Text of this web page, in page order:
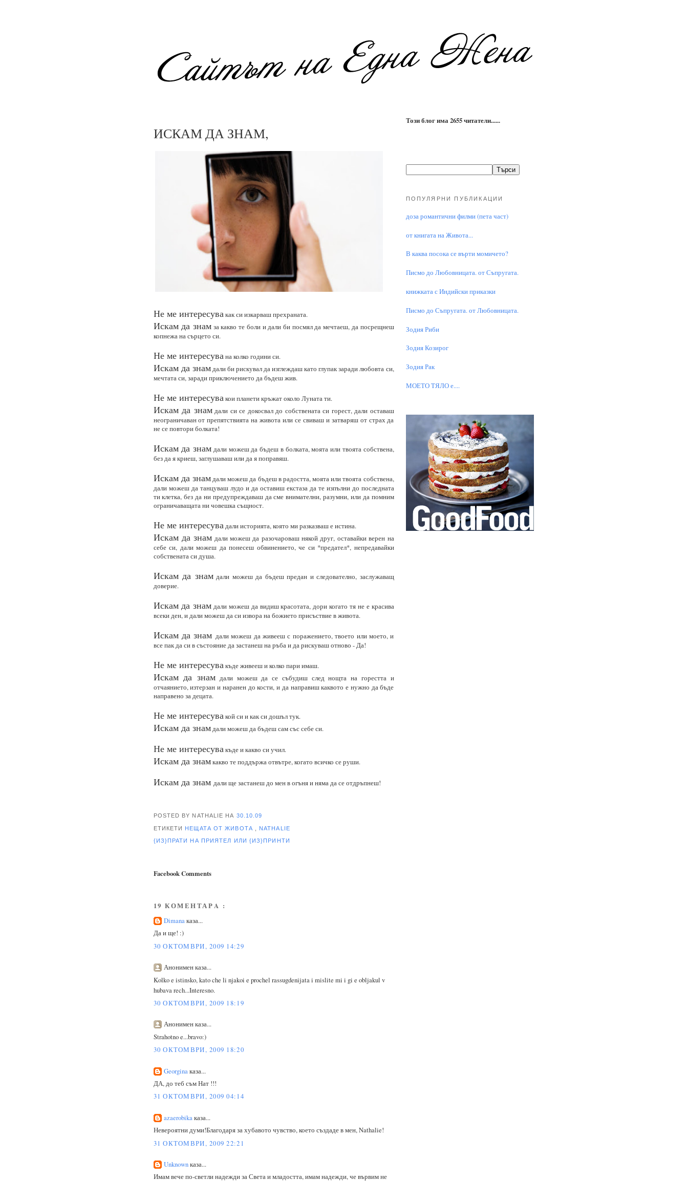
ИСКАМ ДА ЗНАМ,
Не ме интересувакак си изкарваш прехраната.
Искам да знамза какво те боли и дали би посмял да мечтаеш, да посрещнеш
копнежа на сърцето си.
Не ме интересувана колко години си.
Искам да знамдали би рискувал да изглеждаш като глупак заради любовта си,
мечтата си, заради приключението да бъдеш жив.
Не ме интересувакои планети кръжат около Луната ти.
Искам да знамдали си се докосвал до собствената си горест, дали оставаш
неограничаван от препятствията на живота или се свиваш и затваряш от страх да
не се повтори болката!
Искам да знам дали можеш да бъдеш в болката, моята или твоята собствена,
без да я криеш, заглушаваш или да я поправяш.
Искам да знамдали можеш да бъдеш в радостта, моята или твоята собствена,
дали можеш да танцуваш лудо и да оставиш екстаза да те изпълни до последната
ти клетка, без да ни предупреждаваш да сме внимателни, разумни, или да помним
ограничаващата ни човешка същност.
Не ме интересувадали историята, която ми разказваш е истина.
Искам да знам дали можеш да разочароваш някой друг, оставайки верен на
себе си, дали можеш да понесеш обвинението, че си *предател*, непредавайки
собствената си душа.
Искам да знамдали можеш да бъдеш предан и следователно, заслужаващ
доверие.
Искам да знам дали можеш да видиш красотата, дори когато тя не е красива
всеки ден, и дали можеш да си извора на божието присъствие в живота.
Искам да знам дали можеш да живееш с поражението, твоето или моето, и
все пак да си в състояние да застанеш на ръба и да рискуваш отново - Да!
Не ме интересувакъде живееш и колко пари имаш.
Искам да знам дали можеш да се събудиш след нощта на горестта и
отчаянието, изтерзан и наранен до кости, и да направиш каквото е нужно да бъде
направено за децата.
Не ме интересувакой си и как си дошъл тук.
Искам да знамдали можеш да бъдеш сам със себе си.
Не ме интересувакъде и какво си учил.
Искам да знамкакво те поддържа отвътре, когато всичко се руши.
Искам да знам дали ще застанеш до мен в огъня и няма да се отдръпнеш!
POSTED BY NATHALIE НА 30.10.09
ЕТИКЕТИ НЕЩАТА ОТ ЖИВОТА NATHALIE
{ИЗ}ПРАТИ НА ПРИЯТЕЛ ИЛИ {ИЗ}ПРИНТИ
Facebook Comments
19 КОМЕНТАРA :
Dimanaказа...
Да и ще! :)
30 ОКТОМВРИ, 2009 14:29
Анонимен каза...
Kolko e istinsko, kato che li njakoi e prochel rassugdenijata i mislite mi i gi e obljakul v
hubava rech...Interesno.
30 ОКТОМВРИ, 2009 18:19
Анонимен каза...
Strahotno e...bravo:)
30 ОКТОМВРИ, 2009 18:20
Georginaказа...
ДА, до теб съм Нат !!!
31 ОКТОМВРИ, 2009 04:14
azaerobikaказа...
Невероятни думи!Благодаря за хубавото чувство, което създаде в мен, Nathalie!
31 ОКТОМВРИ, 2009 22:21
Unknownказа...
Имам вече по-светли надежди за Света и младостта, имам надежди, че вървим не
Този блог има 2655 читатели......
ПОПУЛЯРНИ ПУБЛИКАЦИИ
доза романтични филми (пета част)
от книгата на Живота...
В каква посока се върти момичето?
Писмо до Любовницата. от Съпругата.
книжката с Индийски приказки
Писмо до Съпругата. от Любовницата.
Зодия Риби
Зодия Козирог
Зодия Рак
МОЕТО TЯЛО е....